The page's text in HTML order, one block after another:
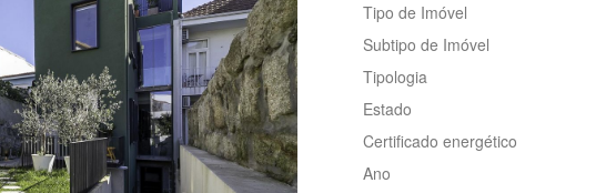
Tipo de Imóvel
Subtipo de Imóvel
Tipologia
Estado
Certificado energético
Ano